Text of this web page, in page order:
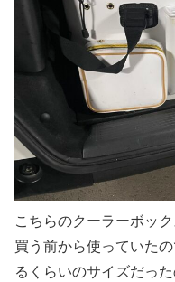
こちらのクーラーボッ
買う前から使っていた
るくらいのサイズだっ